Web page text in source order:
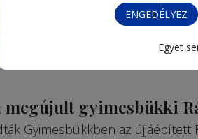
ENGEDÉLYEZ
Egyet
megújult gyimesbükki
Gyimesbükkben az újjáépített